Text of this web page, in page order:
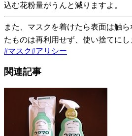
込む花粉量がうんと減りますよ。
また、マスクを着けたら表面は触
たものは再利用せず、使い捨てにし
#マスク#アリシー
関連記事